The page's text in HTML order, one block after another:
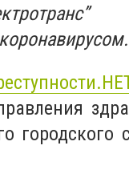
городского